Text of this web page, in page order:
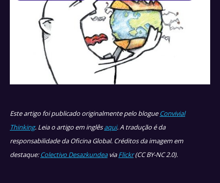
Este artigo foi publicado originalmente pelo blogueConvivial
Thinking. Leia o artigo em inglêsaqui. A tradução é da
responsabilidade da Oficina Global. Créditos da imagem em
destaque:Colectivo DesazkundeaviaFlickr(CC BY-NC 2.0).